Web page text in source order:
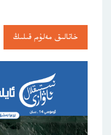
خاتالىق مەلۇم قىلىڭ